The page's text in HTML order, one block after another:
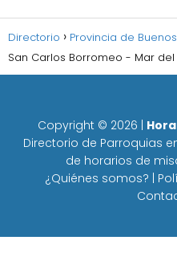
Directorio Provincia de
San Carlos Borromeo - Mar
Copyright © 2026
Directorio de Parroquias
de horarios de
¿Quiénes somos?